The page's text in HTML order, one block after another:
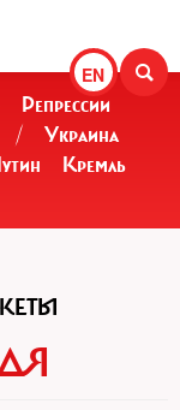
EN
Репрессии
/
Украина
Кремль